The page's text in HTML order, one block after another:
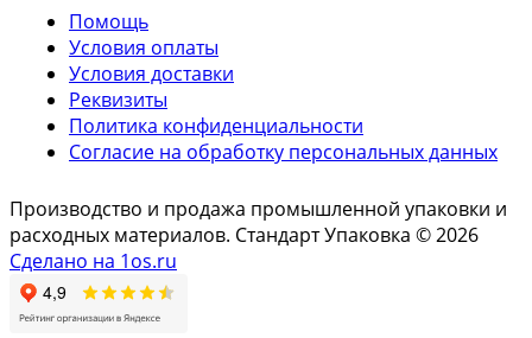
Помощь
Условия оплаты
Условия доставки
Реквизиты
Политика конфиденциальности
Согласие на обработку персональных данных
Производство и продажа промышленной упаковки и
расходных материалов. Стандарт Упаковка © 2026
Сделано на 1os.ru